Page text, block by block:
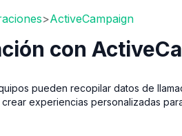
>ActiveCampaign
con
pueden recopilar datos de
experiencias personalizadas